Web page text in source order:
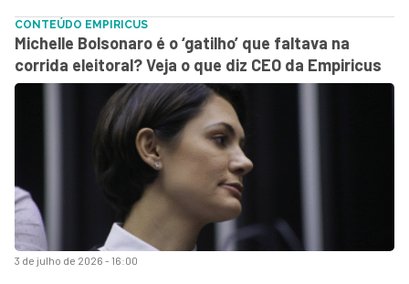
3 de julho de 2026 - 16:00
CONTEÚDO EMPIRICUS
Michelle Bolsonaro é o ‘gatilho’ que faltava na
corrida eleitoral? Veja o que diz CEO da Empiricus